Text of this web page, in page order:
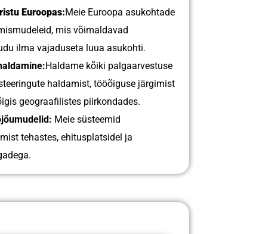
Euroopas:Meie Euroopa asukohtade
mis võimaldavad
ilma vajaduseta luua asukohti.
Haldame kõiki palgaarvestuse
haldamist, tööõiguse järgimist
geograafilistes piirkondades.
Meie süsteemid
tehastes, ehitusplatsidel ja